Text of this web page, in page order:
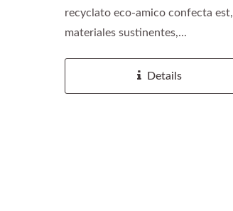
recyclato eco-amico confecta est,
materiales sustinentes,...
Details